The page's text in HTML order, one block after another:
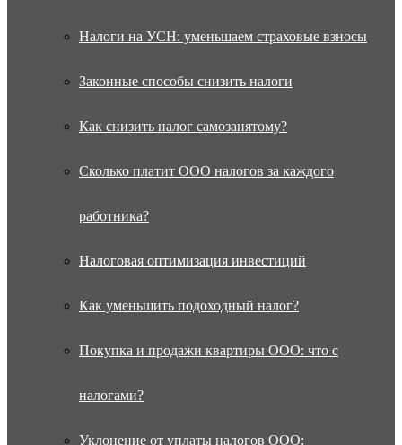
Налоги на УСН: уменьшаем страховые взносы
Законные способы снизить налоги
Как снизить налог самозанятому?
Сколько платит ООО налогов за каждого
работника?
Налоговая оптимизация инвестиций
Как уменьшить подоходный налог?
Покупка и продажи квартиры ООО: что с
налогами?
Уклонение от уплаты налогов ООО: